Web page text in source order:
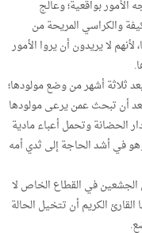
بواقعية؛ وعالج
والكراسي المريحة من
لا يريدون أن يروا الأمور
ثلاثة أشهر من وضع مولودها؛
أن تبحث عمن يرعى مولودها
الحضانة وتحمل أعباء مادية
في أشد الحاجة إلى ثدي أمه
الجشعين في القطاع الخاص لا
الكريم أن تتخيل الحالة